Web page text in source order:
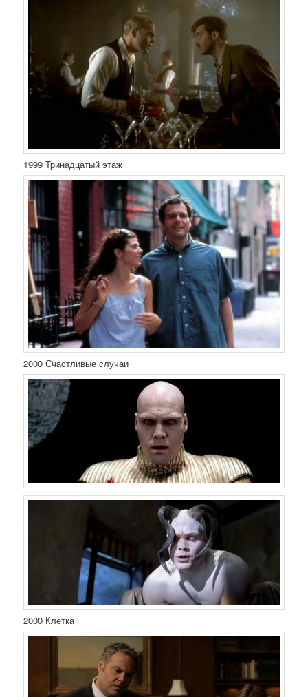
1999 Тринадцатый этаж
2000 Счастливые случаи
2000 Клетка